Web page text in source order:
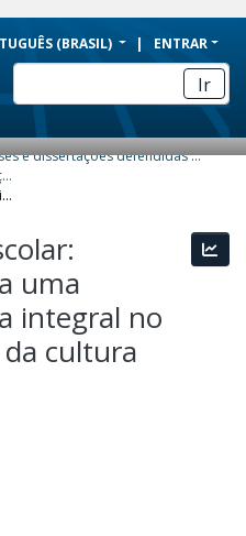
(BRASIL) ENTRAR
Ir
Teses e dissertações defendidas no CPII
Mestrado Profissional em Educação Profissional e Tecnológica (ProfEPT) - Dissertações
Educação física escolar: contribuições para uma formação humana integral no PROEJA por meio da cultura corporal
uma
integral no
da cultura